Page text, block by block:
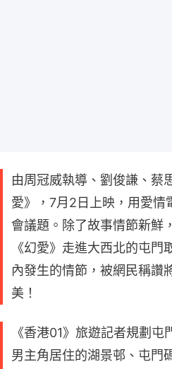
由周冠威執導、劉俊謙、蔡
愛》，7月2日上映，用愛情
會議題。除了故事情節新鮮
《幻愛》走進大西北的屯
內發生的情節，被網民稱讚
美！
《香港01》旅遊記者規劃
男主角居住的湖景邨、屯門